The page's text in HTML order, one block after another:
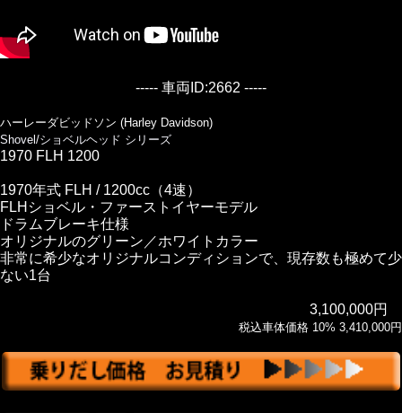
----- 車両ID:2662 -----
ハーレーダビッドソン (Harley Davidson)
Shovel/ショベルヘッド シリーズ
1970 FLH 1200
1970年式 FLH / 1200cc（4速）
FLHショベル・ファーストイヤーモデル
ドラムブレーキ仕様
オリジナルのグリーン／ホワイトカラー
非常に希少なオリジナルコンディションで、現存数も極めて少
ない1台
3,100,000円
税込車体価格 10% 3,410,000円